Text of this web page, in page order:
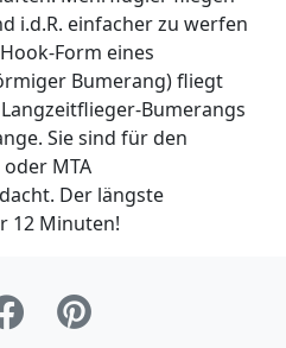
i.d.R. einfacher zu werfen
Form eines
Bumerang) fliegt
Bumerangs
Sie sind für den
MTA
Der längste
12 Minuten!